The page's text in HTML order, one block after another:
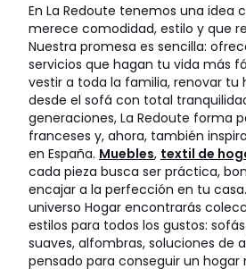
En La Redoute tenemos una idea
merece comodidad, estilo y que
Nuestra promesa es sencilla:
servicios que hagan tu vida más
vestir a toda la familia, renovar tu
desde el sofá con total
generaciones, La Redoute forma
franceses y, ahora, también
en España. Muebles, textil de
cada pieza busca ser práctica,
encajar a la perfección en tu
universo Hogar encontrarás
estilos para todos los gustos:
suaves, alfombras, soluciones de
pensado para conseguir un hogar